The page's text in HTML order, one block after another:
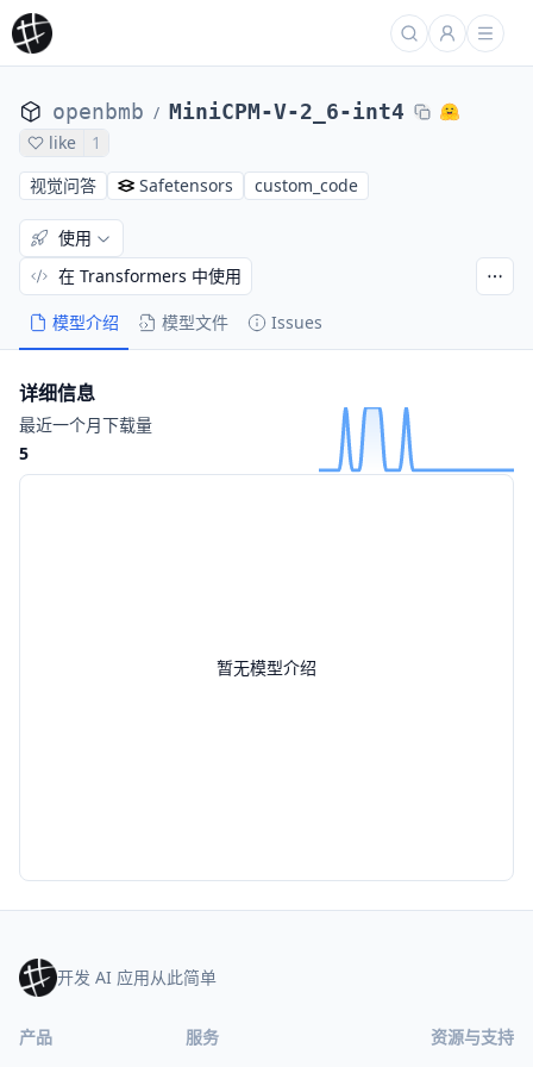
openbmb / MiniCPM-V-2_6-int4
like
1
视觉问答
Safetensors custom_code
模型介绍 模型文件 Issues
使用
在 Transformers 中使用
暂无模型介绍
详细信息
最近一个月下载量
5
开发 AI 应用从此简单
产品 服务 资源与支持